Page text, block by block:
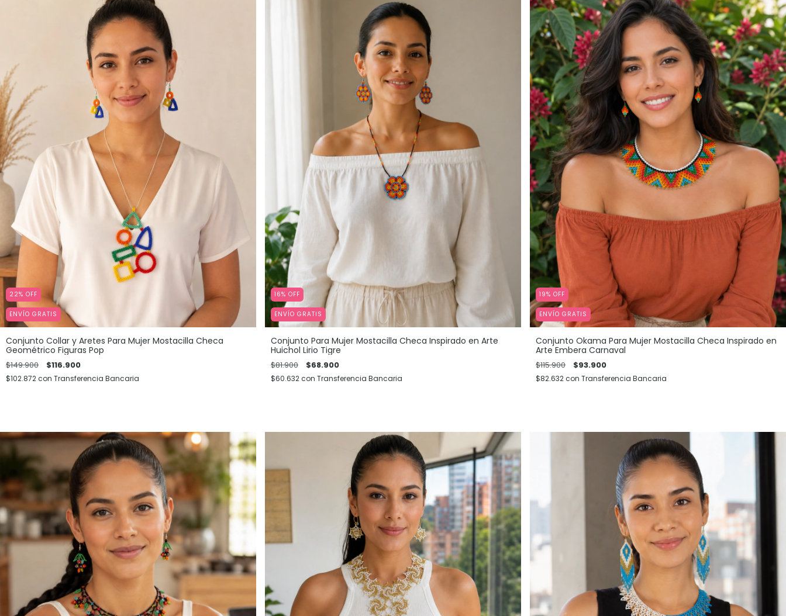
22% OFF
ENVÍO GRATIS
Conjunto Collar y Aretes Para Mujer Mostacilla Checa
Geométrico Figuras Pop
$149.900 $116.900
$102.872con Transferencia Bancaria
16% OFF
ENVÍO GRATIS
Conjunto Para Mujer Mostacilla Checa Inspirado en Arte
Huichol Lirio Tigre
$81.900 $68.900
$60.632con Transferencia Bancaria
19% OFF
ENVÍO GRATIS
Conjunto Okama Para Mujer Mostacilla Checa Inspirado en
Arte Embera Carnaval
$115.900 $93.900
$82.632con Transferencia Bancaria